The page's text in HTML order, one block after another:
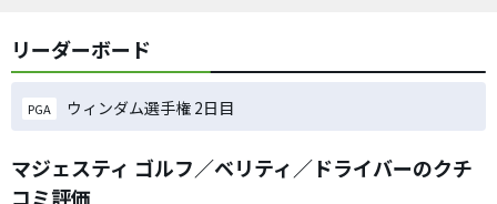
リーダーボード
PGA ウィンダム選手権 2日目
マジェスティ ゴルフ／ベリティ／ドライバーのクチ
コミ評価